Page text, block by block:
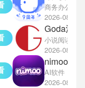
商务办公
2026-08-06
小说阅读
2026-08-06
nimooAI
AI软件
2026-08-06